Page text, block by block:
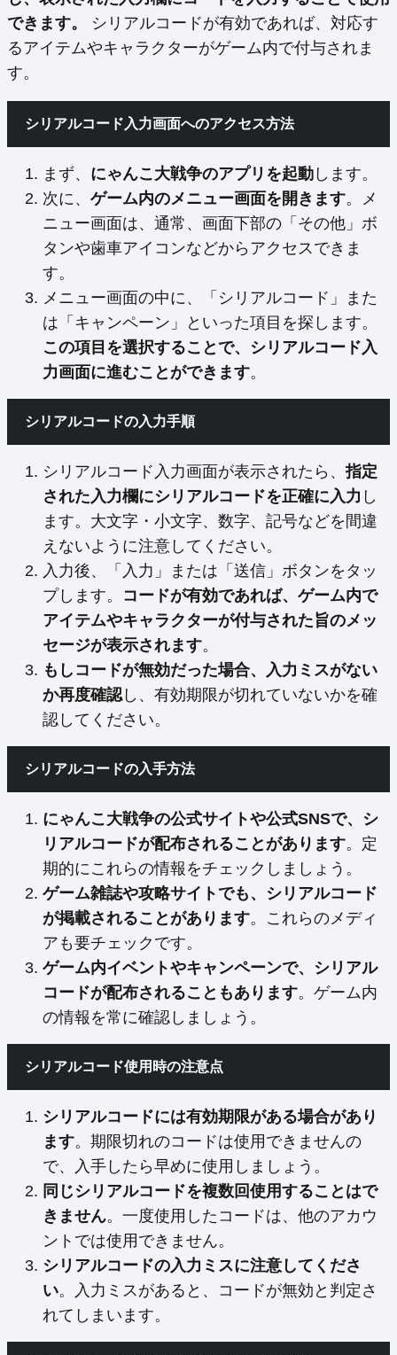
できます。
シリアルコードが有効であれば、対応す
るアイテムやキャラクターがゲーム内で付与されま
す。
シリアルコード入力画面へのアクセス方法
まず、 にゃんこ大戦争のアプリを起動 します。
次に、 ゲーム内のメニュー画面を開きます。メ
ニュー画面は、通常、画面下部の「その他」ボ
タンや歯車アイコンなどからアクセスできま
す。
メニュー画面の中に、「シリアルコード」また
は「キャンペーン」といった項目を探します。
この項目を選択することで、シリアルコード入
力画面に進むことができます。
シリアルコードの入力手順
シリアルコード入力画面が表示されたら、指定
された入力欄にシリアルコードを正確に入力 し
ます。大文字・小文字、数字、記号などを間違
えないように注意してください。
入力後、「入力」または「送信」ボタンをタッ
プします。 コードが有効であれば、ゲーム内で
アイテムやキャラクターが付与された旨のメッ
セージが表示されます。
もしコードが無効だった場合、入力ミスがない
か再度確認し、有効期限が切れていないかを確
認してください。
シリアルコードの入手方法
にゃんこ大戦争の公式サイトや公式SNSで、シ
リアルコードが配布されることがあります。定
期的にこれらの情報をチェックしましょう。
ゲーム雑誌や攻略サイトでも、シリアルコード
が掲載されることがあります。これらのメディ
アも要チェックです。
ゲーム内イベントやキャンペーンで、シリアル
コードが配布されることもあります。ゲーム内
の情報を常に確認しましょう。
シリアルコード使用時の注意点
シリアルコードには有効期限がある場合があり
ます。期限切れのコードは使用できませんの
で、入手したら早めに使用しましょう。
同じシリアルコードを複数回使用することはで
きません。一度使用したコードは、他のアカウ
ントでは使用できません。
シリアルコードの入力ミスに注意してくださ
い。入力ミスがあると、コードが無効と判定さ
れてしまいます。